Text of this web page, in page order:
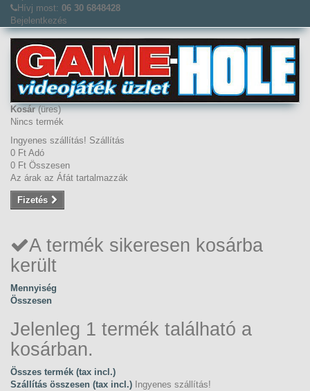
Hívj most: 06 30 6848428
Bejelentkezés
Kosár (üres)
Nincs termék
Ingyenes szállítás! Szállítás
0 Ft‎ Adó
0 Ft‎ Összesen
Az árak az Áfát tartalmazzák
Fizetés
A termék sikeresen kosárba
került
Mennyiség
Összesen
Jelenleg 1 termék található a
kosárban.
Összes termék (tax incl.)
Szállítás összesen (tax incl.) Ingyenes szállítás!